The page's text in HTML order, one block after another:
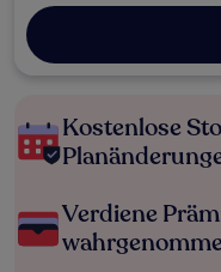
Kostenlose
Verdiene